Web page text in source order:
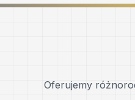
Oferujemy